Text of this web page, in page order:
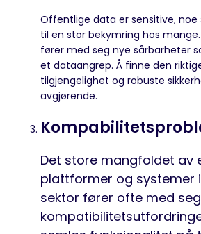
Offentlige data er sensitive, noe
til en stor bekymring hos
fører med seg nye sårbarheter
et dataangrep. Å finne den
tilgjengelighet og robuste
avgjørende.
Det store mangfoldet av
plattformer og systemer
sektor fører ofte med seg